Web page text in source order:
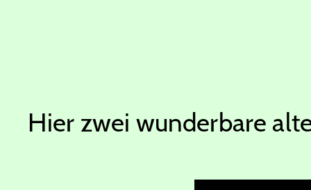
Hier zwei wunderbare